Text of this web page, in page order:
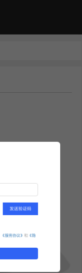
发送验证码
《服务协议》 和《隐